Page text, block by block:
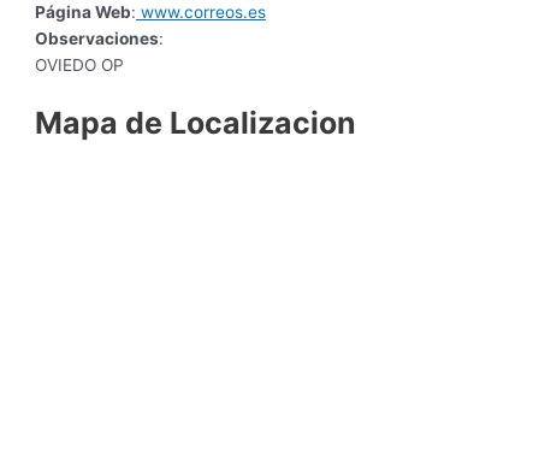
Página Web: www.correos.es
Observaciones:
OVIEDO OP
Mapa de Localizacion